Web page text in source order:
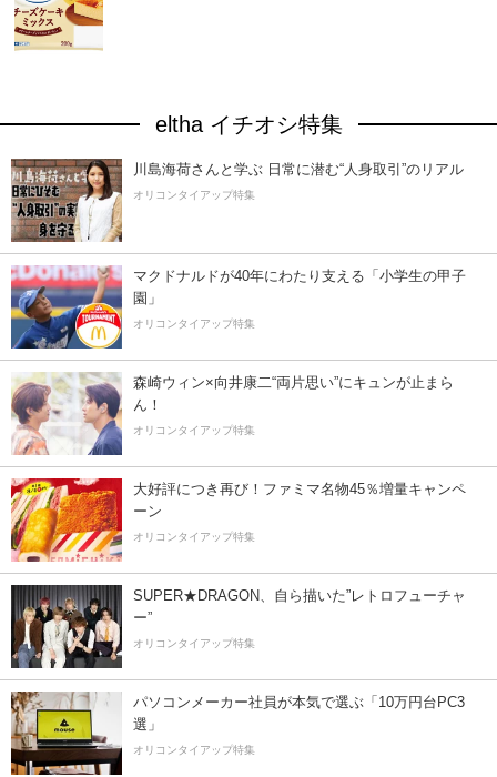
eltha イチオシ特集
川島海荷さんと学ぶ 日常に潜む“人身取引”のリアル
オリコンタイアップ特集
マクドナルドが40年にわたり支える「小学生の甲子
園」
オリコンタイアップ特集
森崎ウィン×向井康二“両片思い”にキュンが止まら
ん！
オリコンタイアップ特集
大好評につき再び！ファミマ名物45％増量キャンペ
ーン
オリコンタイアップ特集
SUPER★DRAGON、自ら描いた”レトロフューチャ
ー”
オリコンタイアップ特集
パソコンメーカー社員が本気で選ぶ「10万円台PC3
選」
オリコンタイアップ特集